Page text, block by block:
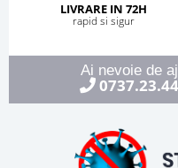
LIVRARE IN 72H
rapid si sigur
Ai nevoie de